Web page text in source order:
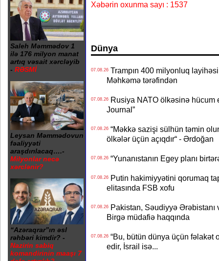
Saleh Məmmədov 1
ilə 176 milyon manat
artıq vəsait xərcləyib
- RƏSMİ
Leysan Məmmədovun
fəaliyyəti
araşdırılacaq….-
Milyonlar necə
xərclənir?
“Azəraqrar”ın əsl
rəhbəri kimdir? -
Nazirin sabiq
komandirinin maaşı 7
Xəbərin oxunma sayı : 1537
Dünya
07.08.26Trampın 400 milyonluq
Məhkəmə tərəfindən
07.08.26Rusiya NATO ölkəsinə hücum
Journal”
07.08.26“Məkkə sazişi sülhün təmin
ölkələr üçün açıqdır“ - Ərdoğan
07.08.26“Yunanıstanın Egey planı
07.08.26Putin hakimiyyətini qorumaq
elitasında FSB xofu
07.08.26Pakistan, Səudiyyə Ərəbistanı
Birgə müdafiə haqqında
07.08.26“Bu, bütün dünya üçün fəlakət
edir, İsrail isə...